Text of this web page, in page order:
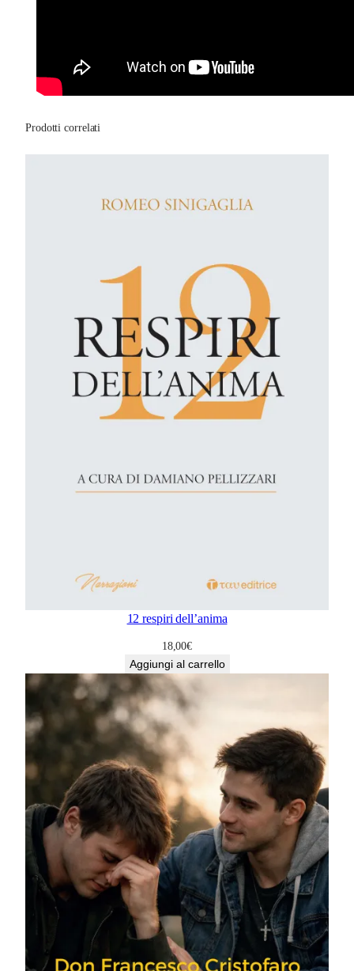
Prodotti correlati
12 respiri dell’anima
18,00€
Aggiungi al carrello